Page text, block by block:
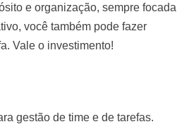
e organização, sempre focada
você também pode fazer
Vale o investimento!
gestão de time e de tarefas.